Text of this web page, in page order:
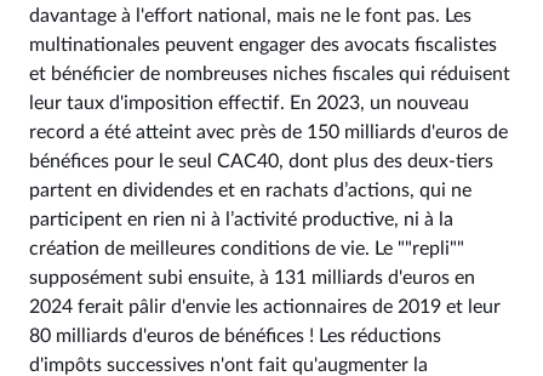
davantage à l'effort national, mais ne le font pas. Les
multinationales peuvent engager des avocats fiscalistes
et bénéficier de nombreuses niches fiscales qui réduisent
leur taux d'imposition effectif. En 2023, un nouveau
record a été atteint avec près de 150 milliards d'euros de
bénéfices pour le seul CAC40, dont plus des deux-tiers
partent en dividendes et en rachats d’actions, qui ne
participent en rien ni à l’activité productive, ni à la
création de meilleures conditions de vie. Le ""repli""
supposément subi ensuite, à 131 milliards d'euros en
2024 ferait pâlir d'envie les actionnaires de 2019 et leur
80 milliards d'euros de bénéfices ! Les réductions
d'impôts successives n'ont fait qu'augmenter la